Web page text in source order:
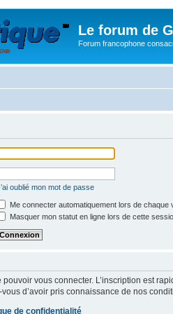
Le forum de
Forum francophone
oublié mon mot de passe
Me connecter automatiquement lors de chaque
Masquer mon statut en ligne lors de cette
vous connecter. L’inscription est
d’avoir pris connaissance de nos
de confidentialité